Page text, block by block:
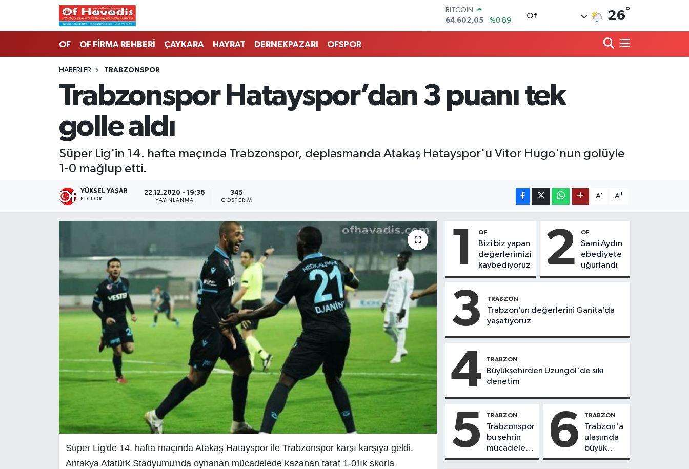
DOLAR
47,6006
%0.06
EURO
BİST100
13.768
%48
BITCOIN
Of 26°
OF OF FİRMA REHBERİ ÇAYKARA HAYRAT DERNEKPAZARI OFSPOR
HABERLER TRABZONSPOR
Trabzonspor Hatayspor’dan 3 puanı tek
golle aldı
Süper Lig'in 14. hafta maçında Trabzonspor, deplasmanda Atakaş Hatayspor'u Vitor Hugo'nun golüyle
1-0 mağlup etti.
YÜKSEL YAŞAR
EDITÖR
22.12.2020 - 19:36
YAYINLANMA
345
GÖSTERIM
A- A+
Süper Lig'de 14. hafta maçında Atakaş Hatayspor ile Trabzonspor karşı karşıya geldi.
Antakya Atatürk Stadyumu'nda oynanan mücadelede kazanan taraf 1-0'lık skorla
1 OF
Bizi biz yapan
değerlerimizi
kaybediyoruz
2 OF
Sami Aydın
ebediyete
uğurlandı
3 TRABZON
Trabzon’un değerlerini Ganita’da
yaşatıyoruz
4 TRABZON
Büyükşehirden Uzungöl'de sıkı
denetim
5 TRABZON
Trabzonspor
bu şehrin
mücadele
ruhudur
6 TRABZON
Trabzon'a
ulaşımda
büyük
yatırımlar
Trabzon Nöbetçi Eczaneler
Trabzon Namaz Vakitleri
Trabzon Trafik Yoğunluk Haritası
Süper Lig Puan Durumu ve Fikstür
Tüm Manşetler
Son Dakika Haberleri
Haber Arşivi